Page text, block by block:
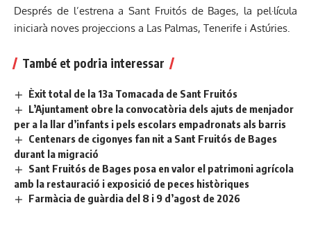
Després de l’estrena a Sant Fruitós de Bages, la pel·lícula
iniciarà noves projeccions a Las Palmas, Tenerife i Astúries.
També et podria interessar
Èxit total de la 13a Tomacada de Sant Fruitós
L’Ajuntament obre la convocatòria dels ajuts de menjador
per a la llar d’infants i pels escolars empadronats als barris
Centenars de cigonyes fan nit a Sant Fruitós de Bages
durant la migració
Sant Fruitós de Bages posa en valor el patrimoni agrícola
amb la restauració i exposició de peces històriques
Farmàcia de guàrdia del 8 i 9 d’agost de 2026